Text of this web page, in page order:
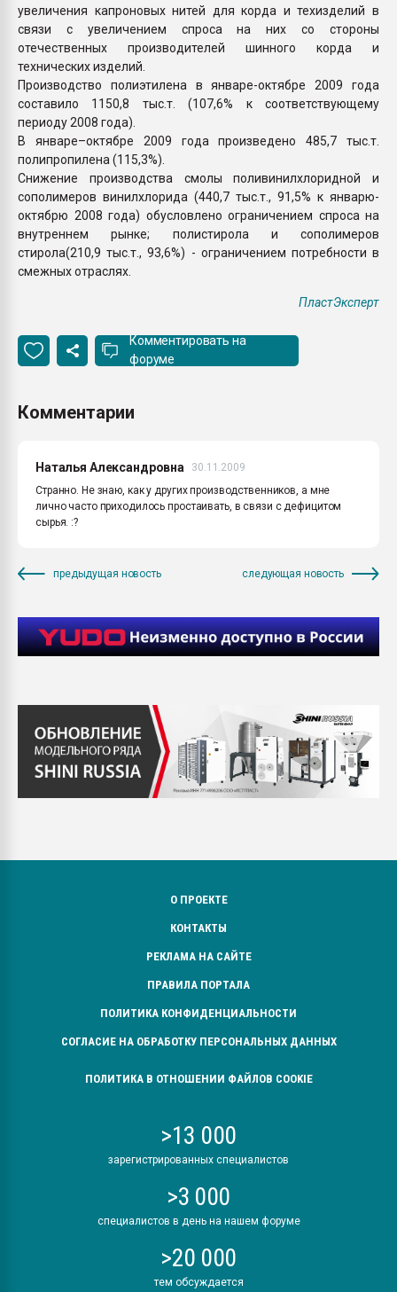
увеличения капроновых нитей для корда и техизделий в
связи с увеличением спроса на них со стороны
отечественных производителей шинного корда и
технических изделий.
Производство полиэтилена в январе-октябре 2009 года
составило 1150,8 тыс.т. (107,6% к соответствующему
периоду 2008 года).
В январе–октябре 2009 года произведено 485,7 тыс.т.
полипропилена (115,3%).
Снижение производства смолы поливинилхлоридной и
сополимеров винилхлорида (440,7 тыс.т., 91,5% к январю-
октябрю 2008 года) обусловлено ограничением спроса на
внутреннем рынке; полистирола и сополимеров
стирола(210,9 тыс.т., 93,6%) - ограничением потребности в
смежных отраслях.
ПластЭксперт
Комментировать на
форуме
Комментарии
Наталья Александровна
30.11.2009
Странно. Не знаю, как у других производственников, а мне
лично часто приходилось простаивать, в связи с дефицитом
сырья. :?
предыдущая новость следующая новость
О ПРОЕКТЕ
КОНТАКТЫ
РЕКЛАМА НА САЙТЕ
ПРАВИЛА ПОРТАЛА
ПОЛИТИКА КОНФИДЕНЦИАЛЬНОСТИ
СОГЛАСИЕ НА ОБРАБОТКУ ПЕРСОНАЛЬНЫХ ДАННЫХ
ПОЛИТИКА В ОТНОШЕНИИ ФАЙЛОВ COOKIE
>13 000
зарегистрированных специалистов
>3 000
специалистов в день на нашем форуме
>20 000
тем обсуждается